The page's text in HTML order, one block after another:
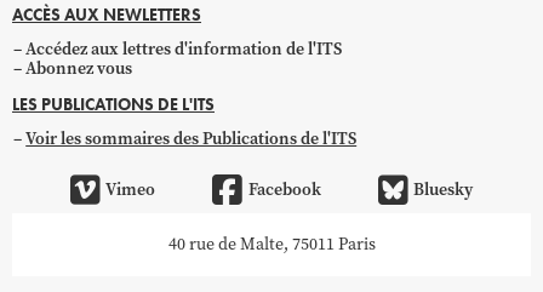
ACCÈS AUX NEWLETTERS
Accédez aux lettres d'information de l'ITS
Abonnez vous
LES PUBLICATIONS DE L'ITS
Voir les sommaires des Publications de l'ITS
Vimeo Facebook Bluesky
40 rue de Malte, 75011 Paris